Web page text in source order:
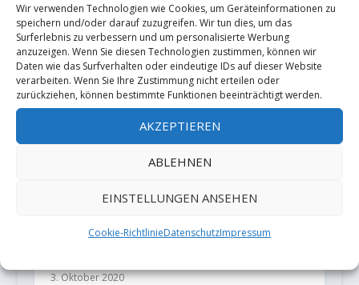
Wir verwenden Technologien wie Cookies, um Geräteinformationen zu
speichern und/oder darauf zuzugreifen. Wir tun dies, um das
Surferlebnis zu verbessern und um personalisierte Werbung
anzuzeigen. Wenn Sie diesen Technologien zustimmen, können wir
Daten wie das Surfverhalten oder eindeutige IDs auf dieser Website
verarbeiten. Wenn Sie Ihre Zustimmung nicht erteilen oder
zurückziehen, können bestimmte Funktionen beeinträchtigt werden.
AKZEPTIEREN
ABLEHNEN
EINSTELLUNGEN ANSEHEN
Cookie-RichtlinieDatenschutzImpressum
Thomas Blaabjerg klettert mit „La
Marenita“ seine zweite 8c+
1. März 2018
Alexander Megos meldet "The
3. Oktober 2020